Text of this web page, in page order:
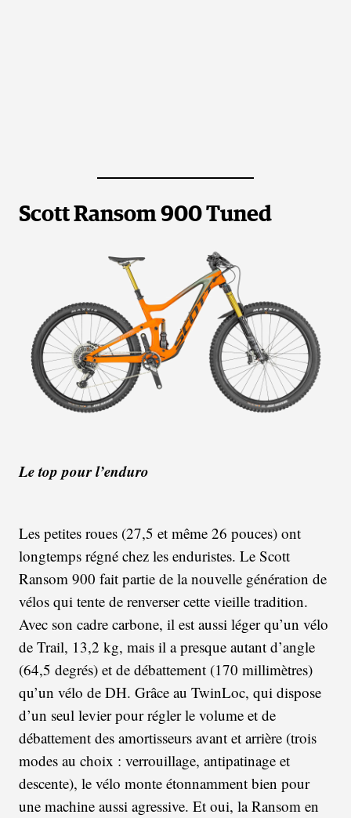
Scott Ransom 900 Tuned
Le top pour l’enduro
Les petites roues (27,5 et même 26 pouces) ont
longtemps régné chez les enduristes. Le Scott
Ransom 900 fait partie de la nouvelle génération de
vélos qui tente de renverser cette vieille tradition.
Avec son cadre carbone, il est aussi léger qu’un vélo
de Trail, 13,2 kg, mais il a presque autant d’angle
(64,5 degrés) et de débattement (170 millimètres)
qu’un vélo de DH. Grâce au TwinLoc, qui dispose
d’un seul levier pour régler le volume et de
débattement des amortisseurs avant et arrière (trois
modes au choix : verrouillage, antipatinage et
descente), le vélo monte étonnamment bien pour
une machine aussi agressive. Et oui, la Ransom en